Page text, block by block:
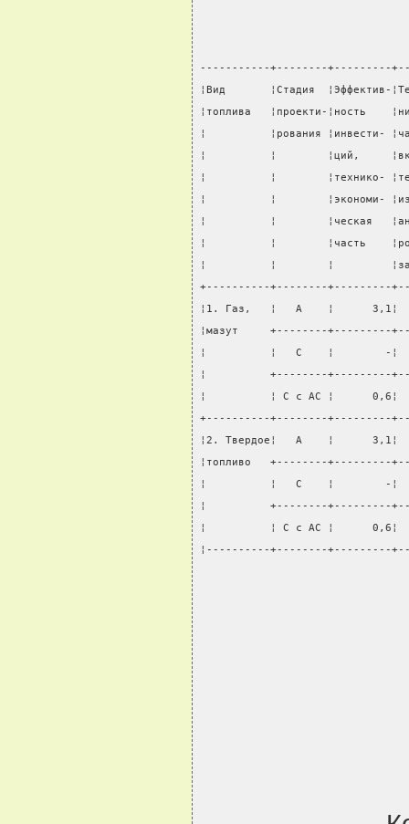
-----------+--------+---------
¦Вид       ¦Стадия  ¦Эффектив-
¦топлива   ¦проекти-¦ность
¦          ¦рования ¦инвести-
¦          ¦        ¦ций,
¦          ¦        ¦технико-
¦          ¦        ¦экономи-
¦          ¦        ¦ческая
¦          ¦        ¦часть
¦          ¦        ¦
+----------+--------+---------
¦1. Газ,   ¦   А    ¦      3,1¦
¦мазут     +--------+---------
¦          ¦   С    ¦        -¦
¦          +--------+---------
¦          ¦ С с АС ¦      0,6¦
+----------+--------+---------
¦2. Твердое¦   А    ¦
¦топливо   +--------
¦          ¦   С    ¦        -¦
¦          +--------+---------
¦          ¦ С с АС ¦      0,6¦
¦----------+--------+---------